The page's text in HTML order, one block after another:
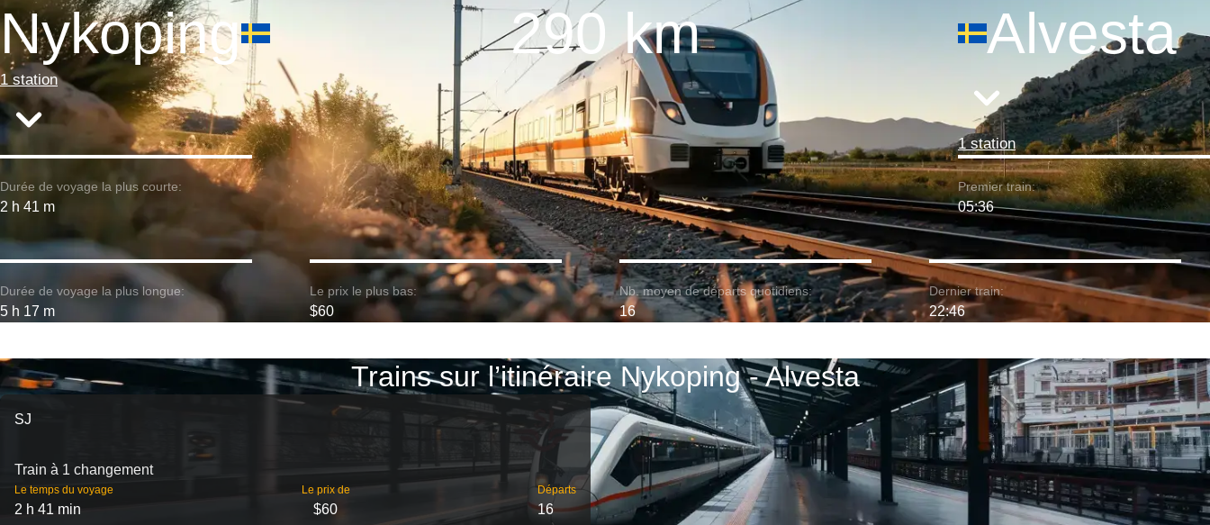
Nykoping
1 station
290 km Alvesta
1 station
Durée de voyage la plus courte:
2 h 41 m
Premier train:
05:36
Durée de voyage la plus longue:
5 h 17 m
Le prix le plus bas:
$60
Nb. moyen de départs quotidiens:
16
Dernier train:
22:46
Trains sur l’itinéraire Nykoping - Alvesta
SJ
Train à 1 changement
Le temps du voyage
2 h 41 min
Le prix de
$60
Départs
16